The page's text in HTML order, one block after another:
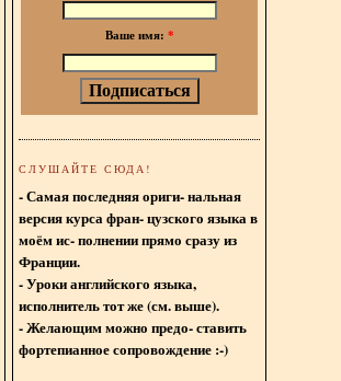
Ваше имя: *
СЛУШАЙТЕ СЮДА!
- Самая последняя ориги- нальная
версия курса фран- цузского языка в
моём ис- полнении прямо сразу из
Франции.
- Уроки английского языка,
исполнитель тот же (см. выше).
- Желающим можно предо- ставить
фортепианное сопровождение :-)